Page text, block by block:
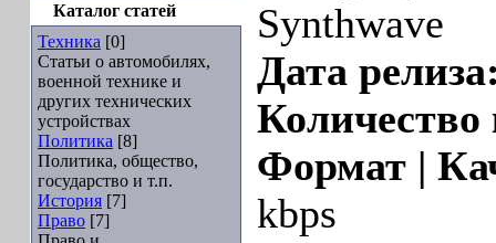
Каталог статей
Техника [0]
Статьи о автомобилях,
военной технике и
других технических
устройствах
Политика [8]
Политика, общество,
государство и т.п.
История [7]
Право [7]
Synthwave
Дата
Формат |
kbps